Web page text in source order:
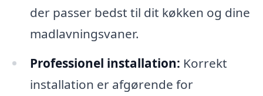
der passer bedst til dit køkken og dine
madlavningsvaner.
Professionel installation: Korrekt
installation er afgørende for